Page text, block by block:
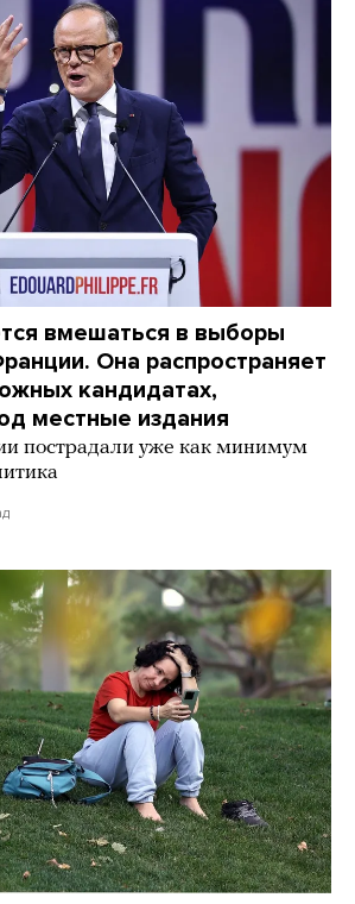
вмешаться в выборы
Она распространяет
кандидатах,
местные издания
пострадали уже как минимум